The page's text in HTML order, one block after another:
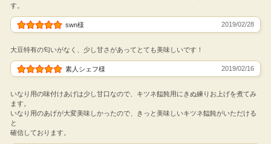
す。
swn様 2019/02/28
大豆特有の匂いがなく、少し甘さがあってとても美味しいです！
素人シェフ様 2019/02/16
いなり用の味付けあげは少し甘口なので、キツネ饂飩用にきぬ練りお上げを煮てみ
ます。
いなり用のあげが大変美味しかったので、きっと美味しいキツネ饂飩がいただける
と
確信しております。